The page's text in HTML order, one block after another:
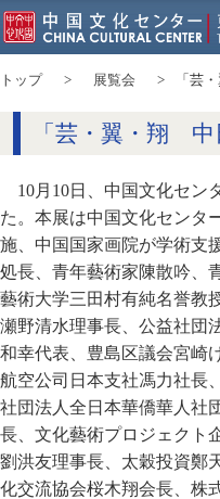
トップ 展覧会 「芸
「芸・翼・翔 中
10月10日、中国文化セ
た。本展は中国文化センタ
施、中国国家画院が学術支
処長、青年藝術家陳散吟、
藝術大学三田村有純名誉教
瀬野清水理事長、公益社団
和幸代表、豊島区議会宮崎
航空公司日本支社馮力社長
社団法人全日本華僑華人社
長、文化藝術プロジェクト
劉洪友理事長、太穀投資鄭
化交流協会桜木翔会長、株